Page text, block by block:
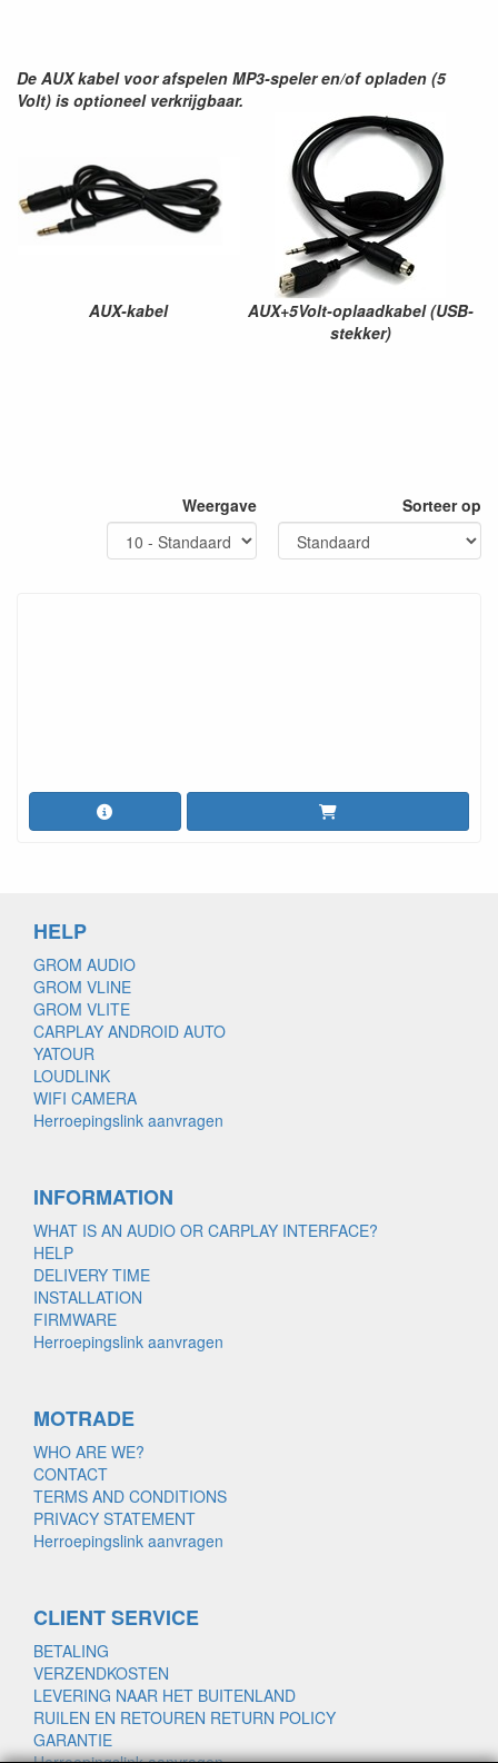
De AUX kabel voor afspelen MP3-speler en/of opladen (5
Volt) is optioneel verkrijgbaar.
AUX-kabel
AUX+5Volt-oplaadkabel (USB-
stekker)
Weergave Sorteer op
HELP
GROM AUDIO
GROM VLINE
GROM VLITE
CARPLAY ANDROID AUTO
YATOUR
LOUDLINK
WIFI CAMERA
Herroepingslink aanvragen
INFORMATION
WHAT IS AN AUDIO OR CARPLAY INTERFACE?
HELP
DELIVERY TIME
INSTALLATION
FIRMWARE
Herroepingslink aanvragen
MOTRADE
WHO ARE WE?
CONTACT
TERMS AND CONDITIONS
PRIVACY STATEMENT
Herroepingslink aanvragen
CLIENT SERVICE
BETALING
VERZENDKOSTEN
LEVERING NAAR HET BUITENLAND
RUILEN EN RETOUREN RETURN POLICY
GARANTIE